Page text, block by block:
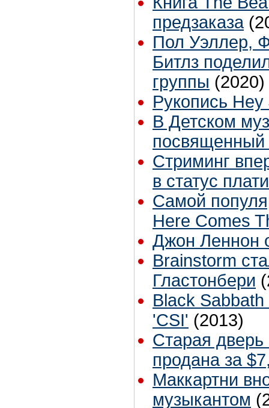
предзаказа
Пол Уэллер,
Битлз
группы (2020)
Рукопись
В Детском
посвященный
Стриминг
в статус
Самой
Here Comes
Джон Леннон
Brainstorm
Гластонбери
Black
'CSI' (2013)
Старая
продана за
Маккартни
музыкантом